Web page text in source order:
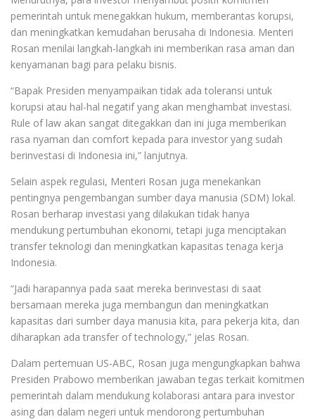
pemerintah untuk menegakkan hukum, memberantas korupsi,
dan meningkatkan kemudahan berusaha di Indonesia. Menteri
Rosan menilai langkah-langkah ini memberikan rasa aman dan
kenyamanan bagi para pelaku bisnis.
“Bapak Presiden menyampaikan tidak ada toleransi untuk
korupsi atau hal-hal negatif yang akan menghambat investasi.
Rule of law akan sangat ditegakkan dan ini juga memberikan
rasa nyaman dan comfort kepada para investor yang sudah
berinvestasi di Indonesia ini,” lanjutnya.
Selain aspek regulasi, Menteri Rosan juga menekankan
pentingnya pengembangan sumber daya manusia (SDM) lokal.
Rosan berharap investasi yang dilakukan tidak hanya
mendukung pertumbuhan ekonomi, tetapi juga menciptakan
transfer teknologi dan meningkatkan kapasitas tenaga kerja
Indonesia.
“Jadi harapannya pada saat mereka berinvestasi di saat
bersamaan mereka juga membangun dan meningkatkan
kapasitas dari sumber daya manusia kita, para pekerja kita, dan
diharapkan ada transfer of technology,” jelas Rosan.
Dalam pertemuan US-ABC, Rosan juga mengungkapkan bahwa
Presiden Prabowo memberikan jawaban tegas terkait komitmen
pemerintah dalam mendukung kolaborasi antara para investor
asing dan dalam negeri untuk mendorong pertumbuhan